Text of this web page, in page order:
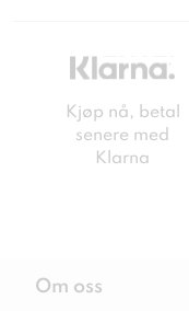
Kjøp nå, betal
senere med
Klarna
Om oss